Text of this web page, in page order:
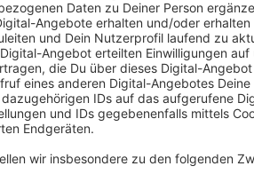
Etwa 120 Fahrräder sind im
Anzeige
Insgesamt werden rund 120 Fahrräder,
hochwertige Lastenräder der Marken
Marke Cube.